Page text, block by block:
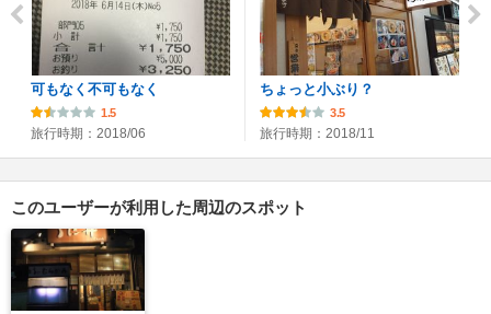
可もなく不可もなく
1.5
旅行時期：2018/06
ちょっと小ぶり？
3.5
旅行時期：2018/11
このユーザーが利用した周辺のスポット